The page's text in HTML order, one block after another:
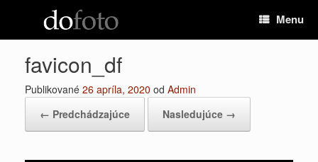
Menu
favicon_df
Publikované 26 apríla, 2020 od Admin
← Predchádzajúce
Nasledujúce →